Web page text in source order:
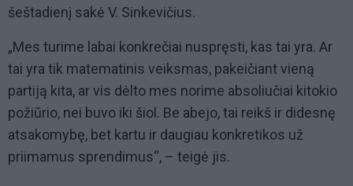
šeštadienį sakė V. Sinkevičius.
„Mes turime labai konkrečiai nuspręsti, kas tai yra. Ar
tai yra tik matematinis veiksmas, pakeičiant vieną
partiją kita, ar vis dėlto mes norime absoliučiai kitokio
požiūrio, nei buvo iki šiol. Be abejo, tai reikš ir didesnę
atsakomybę, bet kartu ir daugiau konkretikos už
priimamus sprendimus“, – teigė jis.